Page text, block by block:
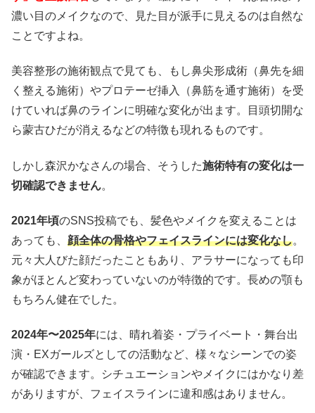
濃い目のメイクなので、見た目が派手に見えるのは自然な
ことですよね。
美容整形の施術観点で見ても、もし鼻尖形成術（鼻先を細
く整える施術）やプロテーゼ挿入（鼻筋を通す施術）を受
けていれば鼻のラインに明確な変化が出ます。目頭切開な
ら蒙古ひだが消えるなどの特徴も現れるものです。
しかし森沢かなさんの場合、そうした施術特有の変化は一
切確認できません。
2021年頃のSNS投稿でも、髪色やメイクを変えることは
あっても、 顔全体の骨格やフェイスラインには変化なし。
元々大人びた顔だったこともあり、アラサーになっても印
象がほとんど変わっていないのが特徴的です。長めの顎も
もちろん健在でした。
2024年〜2025年には、晴れ着姿・プライベート・舞台出
演・EXガールズとしての活動など、様々なシーンでの姿
が確認できます。シチュエーションやメイクにはかなり差
がありますが、フェイスラインに違和感はありません。